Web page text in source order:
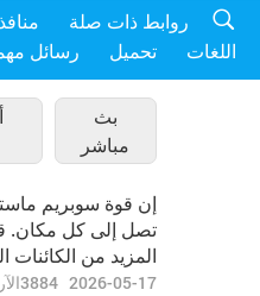
روابط ذات صلة
رسائل تحميل اللغات
بث
مباشر
إن قوة سوبريم
تصل إلى كل مكان.
المزيد من الكائنات
من خارج الأرض إذا
2026-05-17
3884